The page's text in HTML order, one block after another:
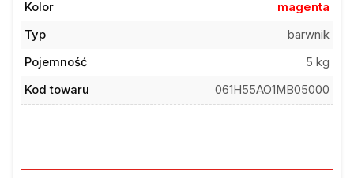
Kolor
magenta
Typ
barwnik
Pojemność
5 kg
Kod towaru
061H55AO1MB05000